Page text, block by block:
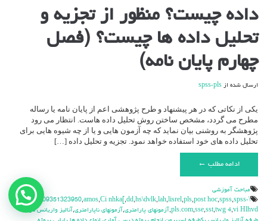
داده
چیست؟
منظور
از
تجزیه
و
تحلیل
داده
(فصل
چهارم
پایان
نامه)
داده چیست؟ منظور از تجزیه و
تحلیل داده ها چیست؟ (فصل
چهارم پایان نامه)
ارسال شده از spss-pls
یکی از نکاتی که در هر پیشنهاد و طرح پژوهشی اعم از پایان نامه یا رساله
مطرح می گردد، مشخص ساختن روش تحلیل داده هاست. انتظار می رود
پژوهشگر به روشنی بیان نماید که چه آزمون هایی و یا از چه شیوه هایی برای
تحلیل داده های خود استفاده خواهد نمود. تجزیه و تحلیل داده […]
ادامه مطلب ←
مباحث آموزشي
\hdhdd
,\v 09351323950,amos,Ci nhka[ ,dd,hs\dvlk,lah,lisrel,pls,post hoc,spss,spss-
pls.com,sse,sst,twg 4,vi Hlhvd
,آزمونهاي پارامتري,آزمونهاي ناپارامتري,آناليز واريانس دو
نیاز به کمک دارید ؟